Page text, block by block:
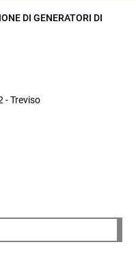
DI GENERATORI DI
- Treviso